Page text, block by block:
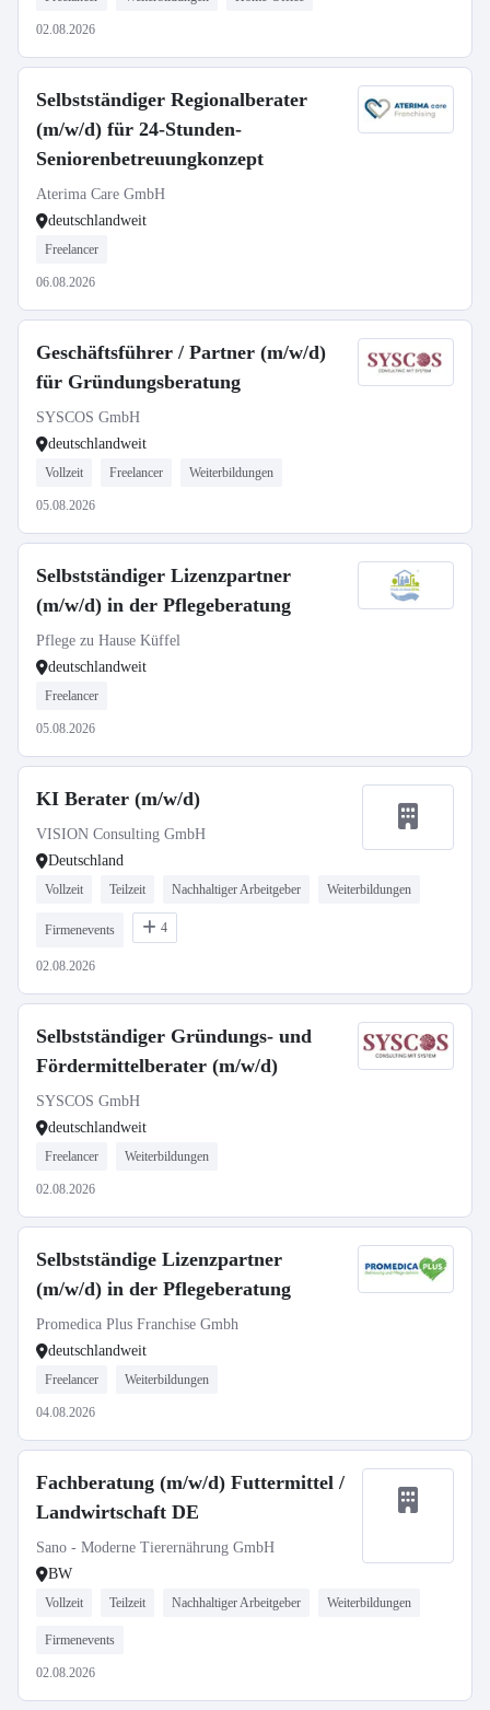
02.08.2026
Selbstständiger Regionalberater
(m/w/d) für 24-Stunden-
Seniorenbetreuungkonzept
Aterima Care GmbH
deutschlandweit
Freelancer
06.08.2026
Geschäftsführer / Partner (m/w/d)
für Gründungsberatung
SYSCOS GmbH
deutschlandweit
Vollzeit Freelancer Weiterbildungen
05.08.2026
Selbstständiger Lizenzpartner
(m/w/d) in der Pflegeberatung
Pflege zu Hause Küffel
deutschlandweit
Freelancer
05.08.2026
KI Berater (m/w/d)
VISION Consulting GmbH
Deutschland
Vollzeit Teilzeit Nachhaltiger Arbeitgeber Weiterbildungen
Firmenevents 4
02.08.2026
Selbstständiger Gründungs- und
Fördermittelberater (m/w/d)
SYSCOS GmbH
deutschlandweit
Freelancer Weiterbildungen
02.08.2026
Selbstständige Lizenzpartner
(m/w/d) in der Pflegeberatung
Promedica Plus Franchise Gmbh
deutschlandweit
Freelancer Weiterbildungen
04.08.2026
Fachberatung (m/w/d) Futtermittel /
Landwirtschaft DE
Sano - Moderne Tierernährung GmbH
BW
Vollzeit Teilzeit Nachhaltiger Arbeitgeber Weiterbildungen
Firmenevents
02.08.2026